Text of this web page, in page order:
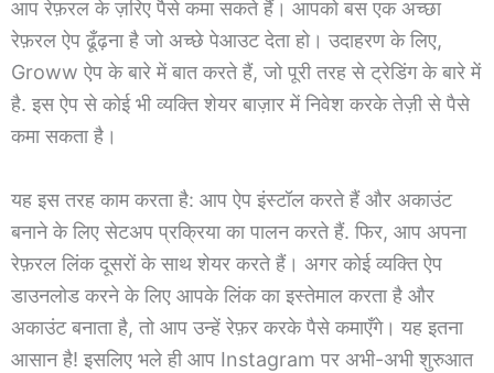
आप रेफ़रल के ज़रिए पैसे कमा सकते हैं। आपको बस एक अच्छा
रेफ़रल ऐप ढूँढ़ना है जो अच्छे पेआउट देता हो। उदाहरण के लिए,
Groww ऐप के बारे में बात करते हैं, जो पूरी तरह से ट्रेडिंग के बारे में
है. इस ऐप से कोई भी व्यक्ति शेयर बाज़ार में निवेश करके तेज़ी से पैसे
कमा सकता है।
यह इस तरह काम करता है: आप ऐप इंस्टॉल करते हैं और अकाउंट
बनाने के लिए सेटअप प्रक्रिया का पालन करते हैं. फिर, आप अपना
रेफ़रल लिंक दूसरों के साथ शेयर करते हैं। अगर कोई व्यक्ति ऐप
डाउनलोड करने के लिए आपके लिंक का इस्तेमाल करता है और
अकाउंट बनाता है, तो आप उन्हें रेफ़र करके पैसे कमाएँगे। यह इतना
आसान है! इसलिए भले ही आप Instagram पर अभी-अभी शुरुआत